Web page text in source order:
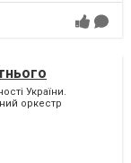
України.
оркестр